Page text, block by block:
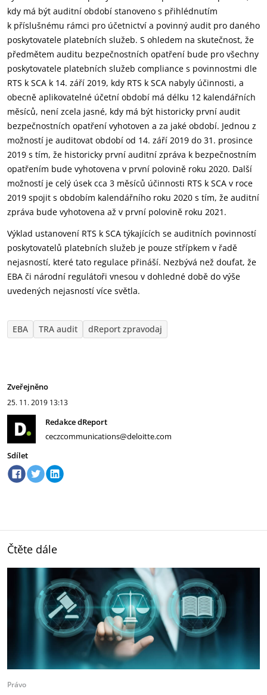
kdy má být auditní období stanoveno s přihlédnutím
k příslušnému rámci pro účetnictví a povinný audit pro daného
poskytovatele platebních služeb. S ohledem na skutečnost, že
předmětem auditu bezpečnostních opatření bude pro všechny
poskytovatele platebních služeb compliance s povinnostmi dle
RTS k SCA k 14. září 2019, kdy RTS k SCA nabyly účinnosti, a
obecně aplikovatelné účetní období má délku 12 kalendářních
měsíců, není zcela jasné, kdy má být historicky první audit
bezpečnostních opatření vyhotoven a za jaké období. Jednou z
možností je auditovat období od 14. září 2019 do 31. prosince
2019 s tím, že historicky první auditní zpráva k bezpečnostním
opatřením bude vyhotovena v první polovině roku 2020. Další
možností je celý úsek cca 3 měsíců účinnosti RTS k SCA v roce
2019 spojit s obdobím kalendářního roku 2020 s tím, že auditní
zpráva bude vyhotovena až v první polovině roku 2021.
Výklad ustanovení RTS k SCA týkajících se auditních povinností
poskytovatelů platebních služeb je pouze střípkem v řadě
nejasností, které tato regulace přináší. Nezbývá než doufat, že
EBA či národní regulátoři vnesou v dohledné době do výše
uvedených nejasností více světla.
EBA TRA audit dReport zpravodaj
Zveřejněno
25. 11. 2019 13:13
Redakce dReport
ceczcommunications@deloitte.com
Sdílet
Čtěte dále
Právo